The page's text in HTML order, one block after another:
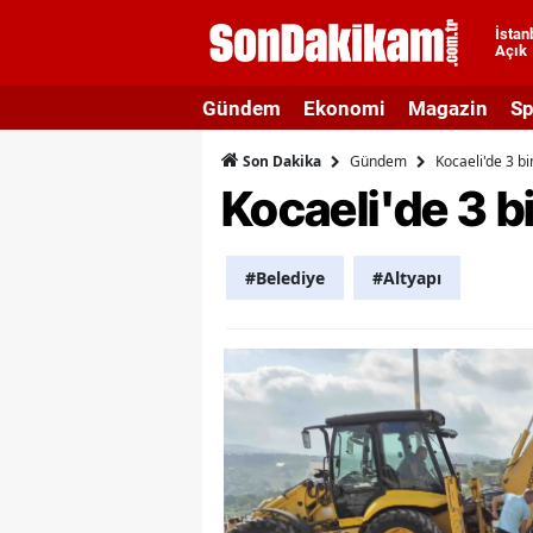
Açık
Gündem Ekonomi Magazin
Son Dakika Gündem Kocaeli'de 3
Kocaeli'de 3
#Belediye #Altyapı